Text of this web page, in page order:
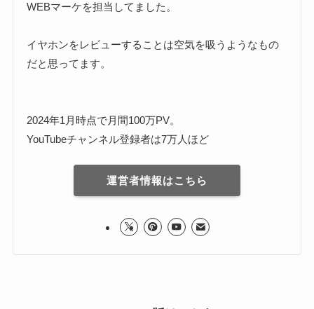
WEBマーケを担当してました。
イヤホンをレビューすることは空気を吸うようなもの
だと思ってます。
2024年1月時点で月間100万PV。
YouTubeチャンネル登録者は7万人ほど
運営者情報はこちら